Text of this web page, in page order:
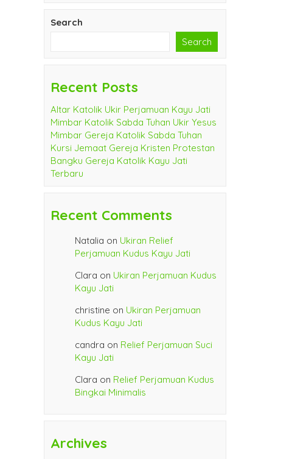
Search
Search
Recent Posts
Altar Katolik Ukir Perjamuan Kayu Jati
Mimbar Katolik Sabda Tuhan Ukir Yesus
Mimbar Gereja Katolik Sabda Tuhan
Kursi Jemaat Gereja Kristen Protestan
Bangku Gereja Katolik Kayu Jati
Terbaru
Recent Comments
Natalia on Ukiran Relief
Perjamuan Kudus Kayu Jati
Clara on Ukiran Perjamuan Kudus
Kayu Jati
christine on Ukiran Perjamuan
Kudus Kayu Jati
candra on Relief Perjamuan Suci
Kayu Jati
Clara on Relief Perjamuan Kudus
Bingkai Minimalis
Archives